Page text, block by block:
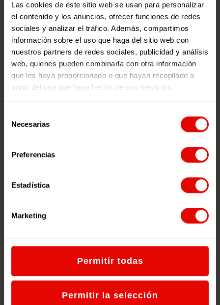
Las cookies de este sitio web se usan para personalizar
el contenido y los anuncios, ofrecer funciones de redes
sociales y analizar el tráfico. Además, compartimos
información sobre el uso que haga del sitio web con
nuestros partners de redes sociales, publicidad y análisis
web, quienes pueden combinarla con otra información
que les haya proporcionado o que hayan recopilado a
partir del uso que haya hecho de sus servicios.
Necesarias
Preferencias
Estadística
Marketing
Permitir todas
Permitir la selección
Kim, la niña colibrí.
¿Qué motiva a los jóvenes a ser
Agentes de Cambio?
¿Qué motiva al profesorado a
trabajar con jóvenes?
¿Qué motiva a las personas a entrar
jóvenes estén redes juveniles?
el profesorado estar en redes
Suscríbete a nuestro
Recibe propuestas didácticas, noticias
para la ciudadanía global directamente